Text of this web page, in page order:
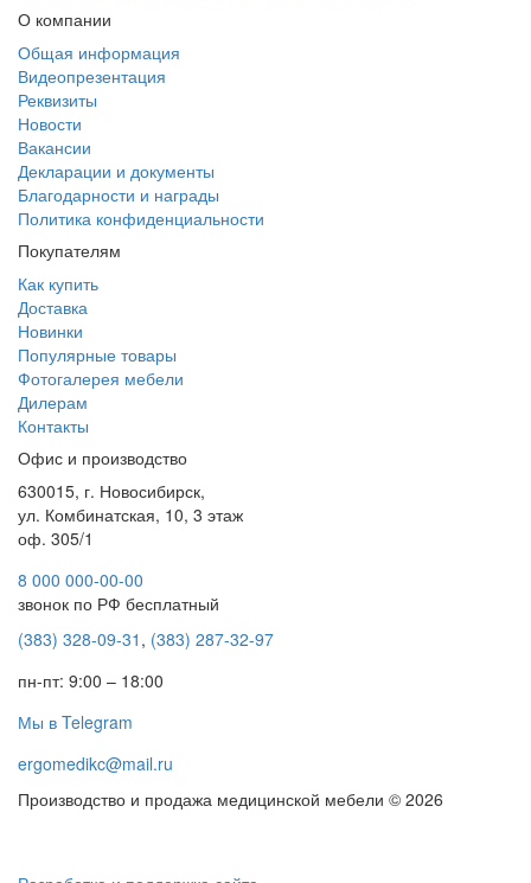
О компании
Общая информация
Видеопрезентация
Реквизиты
Новости
Вакансии
Декларации и документы
Благодарности и награды
Политика конфиденциальности
Покупателям
Как купить
Доставка
Новинки
Популярные товары
Фотогалерея мебели
Дилерам
Контакты
Офис и производство
630015, г. Новосибирск,
ул. Комбинатская, 10, 3 этаж
оф. 305/1
8 000 000-00-00
звонок по РФ бесплатный
(383) 328-09-31 , (383) 287-32-97
пн-пт: 9:00 – 18:00
Мы в Telegram
ergomedikc@mail.ru
Производство и продажа медицинской мебели © 2026